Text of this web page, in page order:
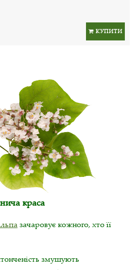
КУПИТИ
краса
зачаровує кожного, хто її
змушують